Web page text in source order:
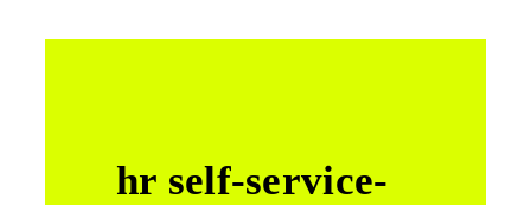
hr self-service-